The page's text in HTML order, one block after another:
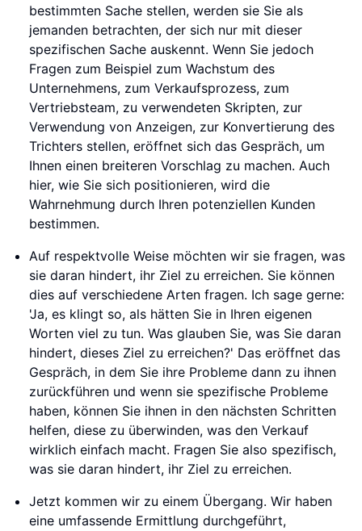
bestimmten Sache stellen, werden sie Sie als
jemanden betrachten, der sich nur mit dieser
spezifischen Sache auskennt. Wenn Sie jedoch
Fragen zum Beispiel zum Wachstum des
Unternehmens, zum Verkaufsprozess, zum
Vertriebsteam, zu verwendeten Skripten, zur
Verwendung von Anzeigen, zur Konvertierung des
Trichters stellen, eröffnet sich das Gespräch, um
Ihnen einen breiteren Vorschlag zu machen. Auch
hier, wie Sie sich positionieren, wird die
Wahrnehmung durch Ihren potenziellen Kunden
bestimmen.
Auf respektvolle Weise möchten wir sie fragen, was
sie daran hindert, ihr Ziel zu erreichen. Sie können
dies auf verschiedene Arten fragen. Ich sage gerne:
'Ja, es klingt so, als hätten Sie in Ihren eigenen
Worten viel zu tun. Was glauben Sie, was Sie daran
hindert, dieses Ziel zu erreichen?' Das eröffnet das
Gespräch, in dem Sie ihre Probleme dann zu ihnen
zurückführen und wenn sie spezifische Probleme
haben, können Sie ihnen in den nächsten Schritten
helfen, diese zu überwinden, was den Verkauf
wirklich einfach macht. Fragen Sie also spezifisch,
was sie daran hindert, ihr Ziel zu erreichen.
Jetzt kommen wir zu einem Übergang. Wir haben
eine umfassende Ermittlung durchgeführt,